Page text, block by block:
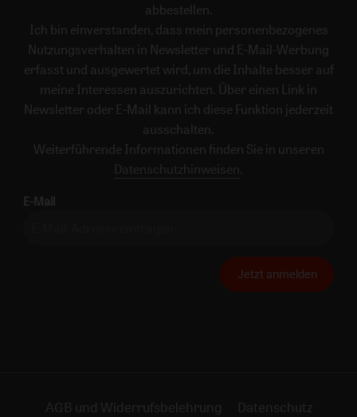
abbestellen.
Ich bin einverstanden, dass mein personenbezogenes
Nutzungsverhalten in Newsletter und E-Mail-Werbung
erfasst und ausgewertet wird, um die Inhalte besser auf
meine Interessen auszurichten. Über einen Link in
Newsletter oder E-Mail kann ich diese Funktion jederzeit
ausschalten.
Weiterführende Informationen finden Sie in unseren
Datenschutzhinweisen .
E-Mail
Jetzt anmelden
AGB und Widerrufsbelehrung
Datenschutz